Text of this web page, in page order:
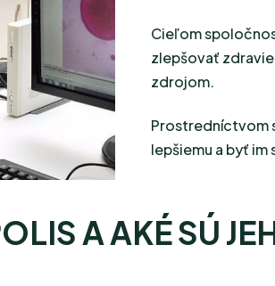
Cieľom
zlepšovať
zdrojom.
Prostredníctvom
lepšiemu a byť
A AKÉ SÚ